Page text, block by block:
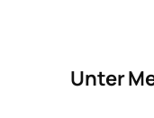
Unter